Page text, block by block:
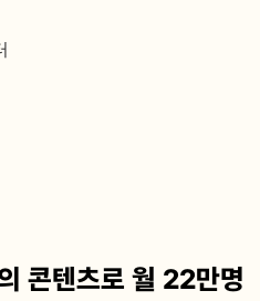
콘텐츠로 월 22만명